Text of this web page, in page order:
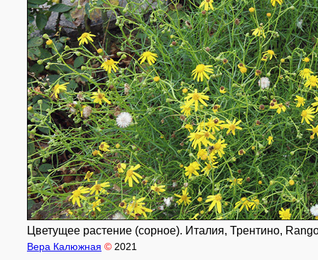
Цветущее растение (сорное). Италия, Трентино,
Вера Калюжная © 2021